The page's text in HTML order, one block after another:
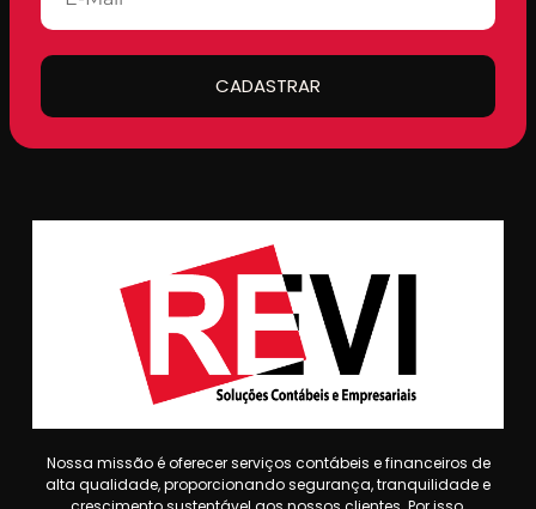
CADASTRAR
Nossa missão é oferecer serviços contábeis e financeiros de
alta qualidade, proporcionando segurança, tranquilidade e